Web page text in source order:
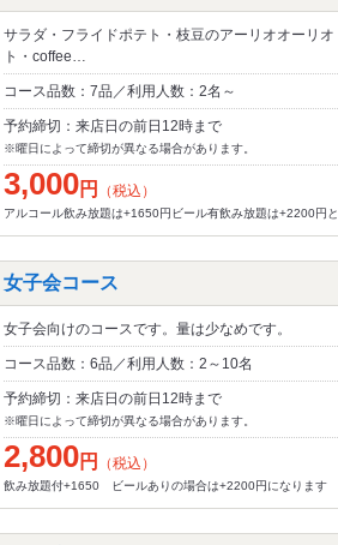
サラダ・フライドポテト・枝豆のアーリオオーリ
ト・coffee…
コース品数：7品／利用人数：2名～
予約締切：来店日の前日12時まで
※曜日によって締切が異なる場合があります。
3,000円 （税込）
アルコール飲み放題は+1650円ビール有飲み放題は+2200円と
女子会コース
女子会向けのコースです。量は少なめです。
コース品数：6品／利用人数：2～10名
予約締切：来店日の前日12時まで
※曜日によって締切が異なる場合があります。
2,800円 （税込）
飲み放題付+1650 ビールありの場合は+2200円になります